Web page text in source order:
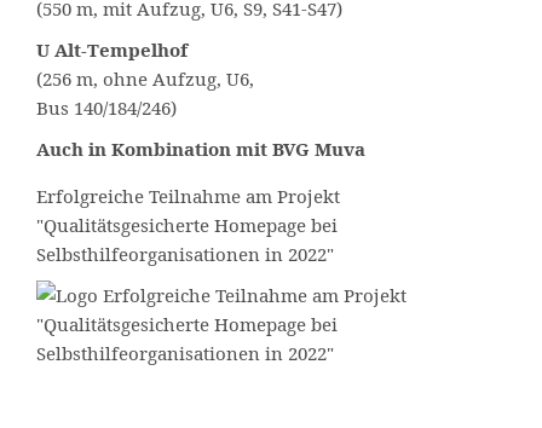
(550 m, mit Aufzug, U6, S9, S41-S47)
U Alt-Tempelhof
(256 m, ohne Aufzug, U6,
Bus 140/184/246)
Auch in Kombination mit BVG Muva
Erfolgreiche Teilnahme am Projekt
"Qualitätsgesicherte Homepage bei
Selbsthilfeorganisationen in 2022"